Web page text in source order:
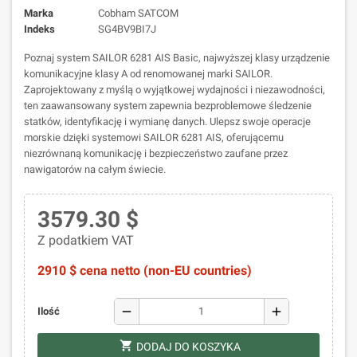
Marka
Cobham SATCOM
Indeks
SG4BV9BI7J
Poznaj system SAILOR 6281 AIS Basic, najwyższej klasy urządzenie
komunikacyjne klasy A od renomowanej marki SAILOR.
Zaprojektowany z myślą o wyjątkowej wydajności i niezawodności,
ten zaawansowany system zapewnia bezproblemowe śledzenie
statków, identyfikację i wymianę danych. Ulepsz swoje operacje
morskie dzięki systemowi SAILOR 6281 AIS, oferującemu
niezrównaną komunikację i bezpieczeństwo zaufane przez
nawigatorów na całym świecie.
3579.30 $
Z podatkiem VAT
2910 $ cena netto (non-EU countries)
Ilość remove add
shopping_cart DODAJ DO KOSZYKA